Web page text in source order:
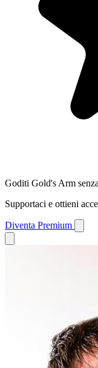
Goditi Gold's Arm
Supportaci e ottieni
Diventa Premium